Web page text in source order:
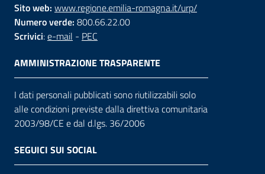
Sito web: www.regione.emilia-romagna.it/urp/
Numero verde: 800.66.22.00
Scrivici:e-mail - PEC
AMMINISTRAZIONE TRASPARENTE
I dati personali pubblicati sono riutilizzabili solo
alle condizioni previste dalla direttiva comunitaria
2003/98/CE e dal d.lgs. 36/2006
SEGUICI SUI SOCIAL